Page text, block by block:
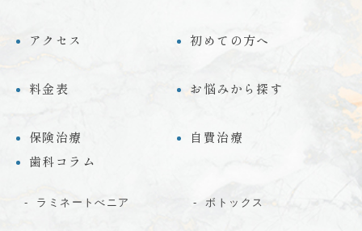
アクセス 初めての方へ
料金表 お悩みから探す
保険治療
自費治療
歯科コラム
ラミネートべニア ボトックス